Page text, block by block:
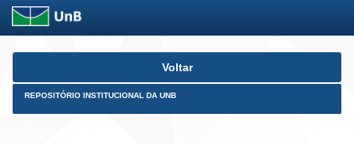
Skip
Voltar
REPOSITÓRIO INSTITUCIONAL DA UNB